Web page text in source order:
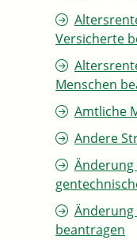
Versicherte
Menschen
Amtliche
Andere
Änderung
Änderung
beantragen